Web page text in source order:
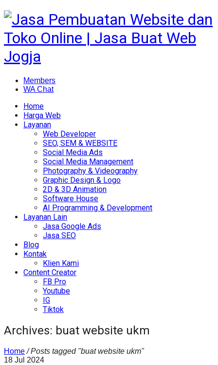
Members
WA Chat
Home
Harga Web
Layanan
Web Developer
SEO, SEM & WEBSITE
Social Media Ads
Social Media Management
Photography & Videography
Graphic Design & Logo
2D & 3D Animation
Software House
AI Programming & Development
Layanan Lain
Jasa Google Ads
Jasa SEO
Blog
Kontak
Klien Kami
Content Creator
FB Pro
Youtube
IG
Tiktok
Archives: buat website ukm
Home / Posts tagged "buat website ukm"
18 Jul 2024